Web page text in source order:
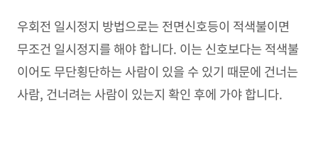
우회전 일시정지 방법으로는 전면신호등이 적색불이면
무조건 일시정지를 해야 합니다. 이는 신호보다는 적색불
이어도 무단횡단하는 사람이 있을 수 있기 때문에 건너는
사람, 건너려는 사람이 있는지 확인 후에 가야 합니다.